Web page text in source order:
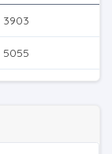
3903
5055